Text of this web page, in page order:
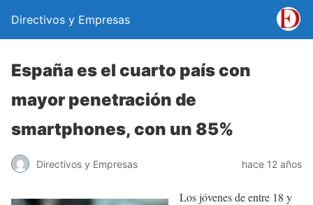
Directivos y Empresas
España es el cuarto país con
mayor penetración de
smartphones, con un 85%
Directivos y Empresas hace 12 años
Los jóvenes de entre 18 y